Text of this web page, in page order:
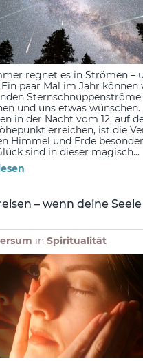
regnet es in Strömen –
paar Mal im Jahr können
und uns etwas
in der Nacht vom 12. auf
erreichen, ist die
Himmel und Erde
sind in dieser magisch...
– wenn deine
in Spiritualität